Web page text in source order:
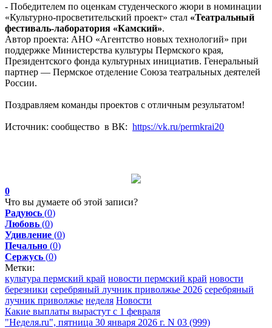
- Победителем по оценкам студенческого жюри в номинации
«Культурно-просветительский проект» стал «Театральный
фестиваль-лаборатория «Камский».
Автор проекта: АНО «Агентство новых технологий» при
поддержке Министерства культуры Пермского края,
Президентского фонда культурных инициатив. Генеральный
партнер — Пермское отделение Союза театральных деятелей
России.
Поздравляем команды проектов с отличным результатом!
Источник: сообщество в ВК: https://vk.ru/permkrai20
0
Что вы думаете об этой записи?
Радуюсь (0)
Любовь (0)
Удивление (0)
Печально (0)
Сержусь (0)
Метки:
культура пермский край новости пермский край новости
березники серебряный лучник приволжье 2026 серебряный
лучник приволжье неделя Новости
Какие выплаты вырастут с 1 февраля
"Неделя.ru", пятница 30 января 2026 г. N 03 (999)